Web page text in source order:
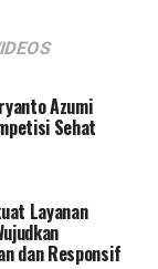
Azumi
Sehat
Layanan
dan Responsif